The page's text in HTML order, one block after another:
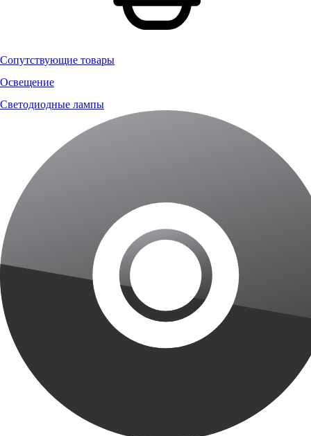
Сопутствующие товары
Освещение
Светодиодные лампы